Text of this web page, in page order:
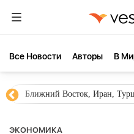
Все Новости Aвторы В
Ближний Восток, Иран,
ЭКОНОМИКА